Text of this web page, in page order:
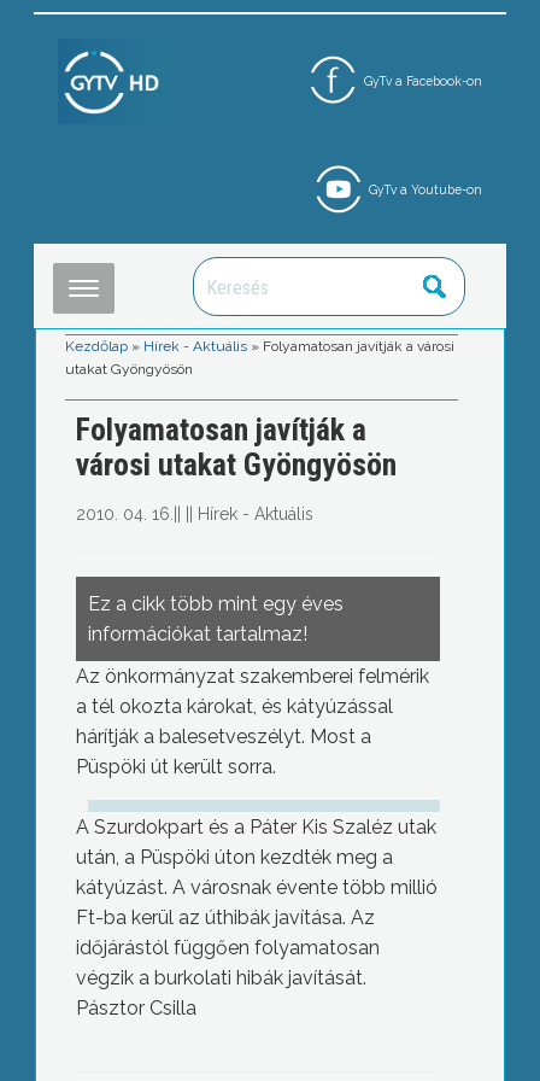
GyTv a Facebook-on
GyTv a Youtube-on
Kezdőlap » Hírek - Aktuális » Folyamatosan javítják a városi
utakat Gyöngyösön
Folyamatosan javítják a
városi utakat Gyöngyösön
2010. 04. 16. Hírek - Aktuális
Ez a cikk több mint egy éves
információkat tartalmaz!
Az önkormányzat szakemberei felmérik
a tél okozta károkat, és kátyúzással
hárítják a balesetveszélyt. Most a
Püspöki út került sorra.
A Szurdokpart és a Páter Kis Szaléz utak
után, a Püspöki úton kezdték meg a
kátyúzást. A városnak évente több millió
Ft-ba kerül az úthibák javítása. Az
időjárástól függően folyamatosan
végzik a burkolati hibák javítását.
Pásztor Csilla